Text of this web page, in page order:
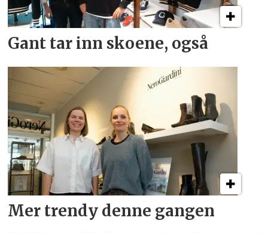
Gant tar inn skoene, også
Mer trendy denne gangen